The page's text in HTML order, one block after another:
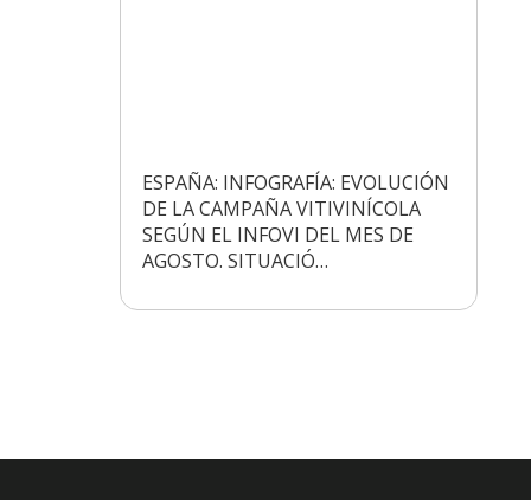
ESPAÑA: INFOGRAFÍA: EVOLUCIÓN
DE LA CAMPAÑA VITIVINÍCOLA
SEGÚN EL INFOVI DEL MES DE
AGOSTO. SITUACIÓ…